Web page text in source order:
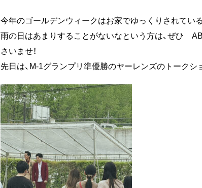
今年のゴールデンウィークはお家でゆっくりされている
雨の日はあまりすることがないなという方は、ぜひ
さいませ！
先日は、M-1グランプリ準優勝のヤーレンズのトークシ